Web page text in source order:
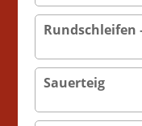
Rundschleifen
Sauerteig